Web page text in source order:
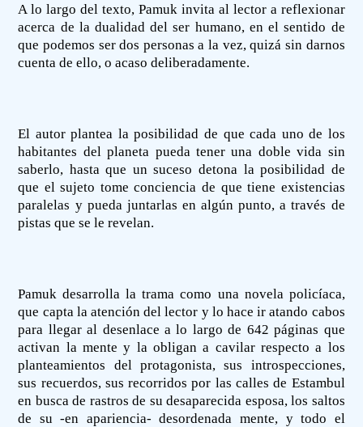
A lo largo del texto, Pamuk invita al lector a reflexionar
acerca de la dualidad del ser humano, en el sentido de
que podemos ser dos personas a la vez, quizá sin darnos
cuenta de ello, o acaso deliberadamente.
El autor plantea la posibilidad de que cada uno de los
habitantes del planeta pueda tener una doble vida sin
saberlo, hasta que un suceso detona la posibilidad de
que el sujeto tome conciencia de que tiene existencias
paralelas y pueda juntarlas en algún punto, a través de
pistas que se le revelan.
Pamuk desarrolla la trama como una novela policíaca,
que capta la atención del lector y lo hace ir atando cabos
para llegar al desenlace a lo largo de 642 páginas que
activan la mente y la obligan a cavilar respecto a los
planteamientos del protagonista, sus introspecciones,
sus recuerdos, sus recorridos por las calles de Estambul
en busca de rastros de su desaparecida esposa, los saltos
de su -en apariencia- desordenada mente, y todo el